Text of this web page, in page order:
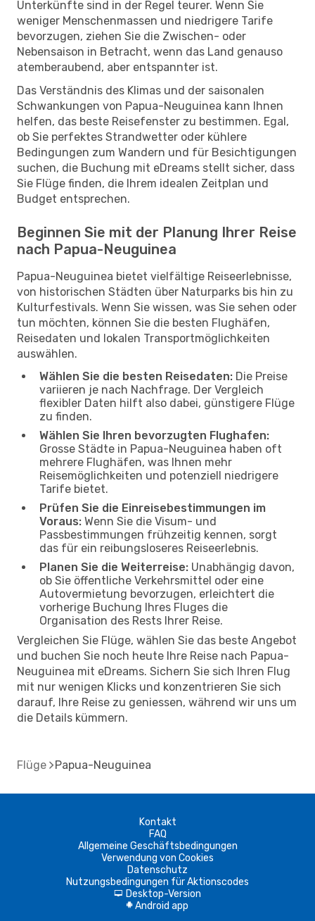
Unterkünfte sind in der Regel teurer. Wenn Sie
weniger Menschenmassen und niedrigere Tarife
bevorzugen, ziehen Sie die Zwischen- oder
Nebensaison in Betracht, wenn das Land genauso
atemberaubend, aber entspannter ist.
Das Verständnis des Klimas und der saisonalen
Schwankungen von Papua-Neuguinea kann Ihnen
helfen, das beste Reisefenster zu bestimmen. Egal,
ob Sie perfektes Strandwetter oder kühlere
Bedingungen zum Wandern und für Besichtigungen
suchen, die Buchung mit eDreams stellt sicher, dass
Sie Flüge finden, die Ihrem idealen Zeitplan und
Budget entsprechen.
Beginnen Sie mit der Planung Ihrer Reise
nach Papua-Neuguinea
Papua-Neuguinea bietet vielfältige Reiseerlebnisse,
von historischen Städten über Naturparks bis hin zu
Kulturfestivals. Wenn Sie wissen, was Sie sehen oder
tun möchten, können Sie die besten Flughäfen,
Reisedaten und lokalen Transportmöglichkeiten
auswählen.
Wählen Sie die besten Reisedaten: Die Preise
variieren je nach Nachfrage. Der Vergleich
flexibler Daten hilft also dabei, günstigere Flüge
zu finden.
Wählen Sie Ihren bevorzugten Flughafen:
Grosse Städte in Papua-Neuguinea haben oft
mehrere Flughäfen, was Ihnen mehr
Reisemöglichkeiten und potenziell niedrigere
Tarife bietet.
Prüfen Sie die Einreisebestimmungen im
Voraus: Wenn Sie die Visum- und
Passbestimmungen frühzeitig kennen, sorgt
das für ein reibungsloseres Reiseerlebnis.
Planen Sie die Weiterreise: Unabhängig davon,
ob Sie öffentliche Verkehrsmittel oder eine
Autovermietung bevorzugen, erleichtert die
vorherige Buchung Ihres Fluges die
Organisation des Rests Ihrer Reise.
Vergleichen Sie Flüge, wählen Sie das beste Angebot
und buchen Sie noch heute Ihre Reise nach Papua-
Neuguinea mit eDreams. Sichern Sie sich Ihren Flug
mit nur wenigen Klicks und konzentrieren Sie sich
darauf, Ihre Reise zu geniessen, während wir uns um
die Details kümmern.
Flüge Papua-Neuguinea
Kontakt
FAQ
Allgemeine Geschäftsbedingungen
Verwendung von Cookies
Datenschutz
Nutzungsbedingungen für Aktionscodes
d Desktop-Version
A Android app